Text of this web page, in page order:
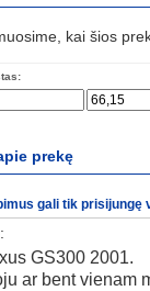
kai šios
prekę
gali tik prisijungę
GS300 2001.
ar bent vienam